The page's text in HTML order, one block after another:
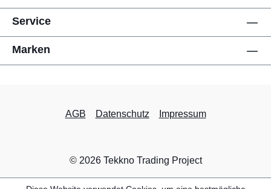
Service
Marken
AGB Datenschutz Impressum
© 2026 Tekkno Trading Project